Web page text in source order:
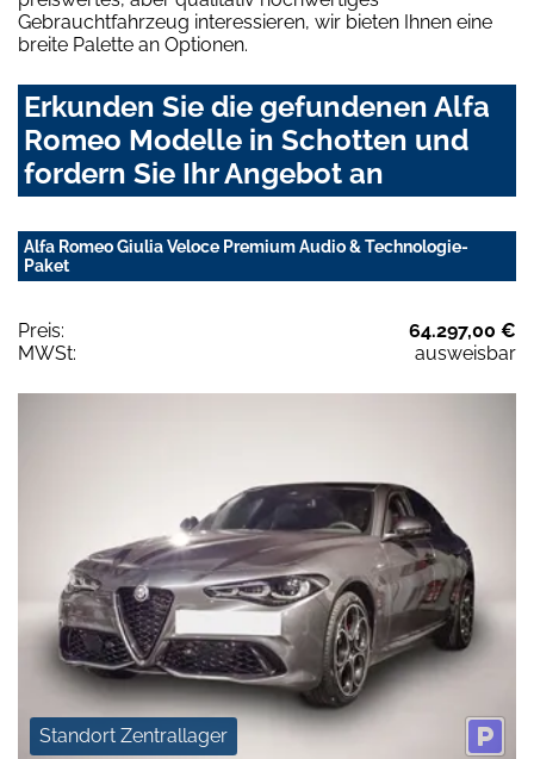
Gebrauchtfahrzeug interessieren, wir bieten Ihnen eine
breite Palette an Optionen.
Erkunden Sie die gefundenen Alfa
Romeo Modelle in Schotten und
fordern Sie Ihr Angebot an
Alfa Romeo Giulia Veloce Premium Audio & Technologie-
Paket
Preis:
64.297,00 €
MWSt:
ausweisbar
Standort Zentrallager